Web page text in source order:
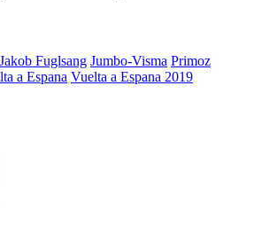
Jakob Fuglsang Jumbo-Visma Primoz
a Espana Vuelta a Espana 2019